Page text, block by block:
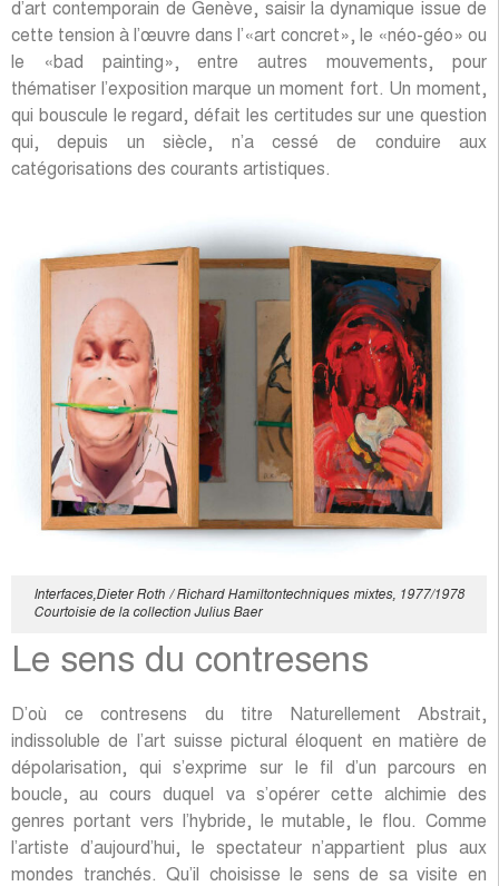
d’art contemporain de Genève, saisir la dynamique issue de
cette tension à l’œuvre dans l’«art concret», le «néo-géo» ou
le «bad painting», entre autres mouvements, pour
thématiser l’exposition marque un moment fort. Un moment,
qui bouscule le regard, défait les certitudes sur une question
qui, depuis un siècle, n’a cessé de conduire aux
catégorisations des courants artistiques.
Interfaces,Dieter Roth / Richard Hamiltontechniques mixtes, 1977/1978
Courtoisie de la collection Julius Baer
Le sens du contresens
D’où ce contresens du titre Naturellement Abstrait,
indissoluble de l’art suisse pictural éloquent en matière de
dépolarisation, qui s’exprime sur le fil d’un parcours en
boucle, au cours duquel va s’opérer cette alchimie des
genres portant vers l’hybride, le mutable, le flou. Comme
l’artiste d’aujourd’hui, le spectateur n’appartient plus aux
mondes tranchés. Qu’il choisisse le sens de sa visite en